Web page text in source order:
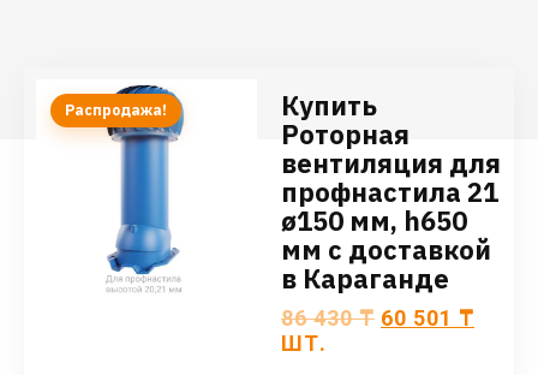
Распродажа!
Купить
Роторная
вентиляция для
профнастила 21
ø150 мм, h650
мм с доставкой
в Караганде
86 430₸ 60 501 ₸
ШТ.